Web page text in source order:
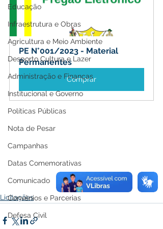
Educação
Infraestrutura e Obras
Agricultura e Meio Ambiente
Desporto Cultura e Lazer
Administração e Finanças
Institucional e Governo
Políticas Públicas
Nota de Pesar
Campanhas
Datas Comemorativas
Comunicado
Convênios e Parcerias
Defesa Civil
PE N°001/2023 - Material
Permanentes
Comprar
Licitações